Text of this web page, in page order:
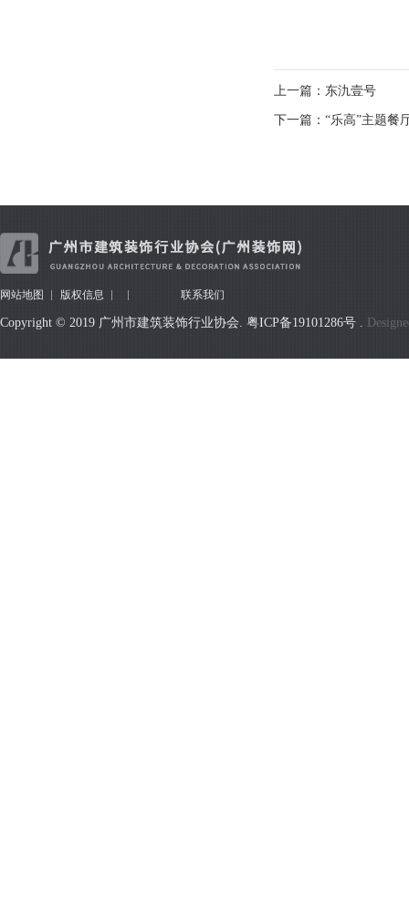
上一篇：东氿壹号
下一篇：“乐高”主题餐
网站地图 版权信息 联系我们
Copyright © 2019 广州市建筑装饰行业协会. 粤ICP备19101286号